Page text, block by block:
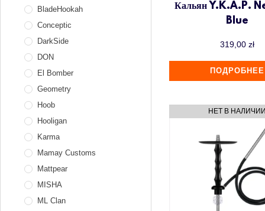
Диффузоры
Коннекторы
продувки
Нержавеющая
Мелассоуловители
Мундштуки
Мундштуки для
мундштуки
Охлаждаюшие
мундштуки
Персональные
Остальное
Переноски для угля
Подкладки
Подсветка
Сетки
Сумки для кальяна
Уплотнители
Уплотнители
шахт
Уплотнители
для чаш
Уход за кальяном
Ёршики для
шахты
Шило
Шланги
Щипцы для угля
BladeHookah
Conceptic
DarkSide
DON
El Bomber
Geometry
Hoob
Hooligan
Karma
Mamay Customs
Mattpear
MISHA
ML Clan
Кальян Y.K.A.P.
Blue
319,00zł
ПОДРОБНЕЕ